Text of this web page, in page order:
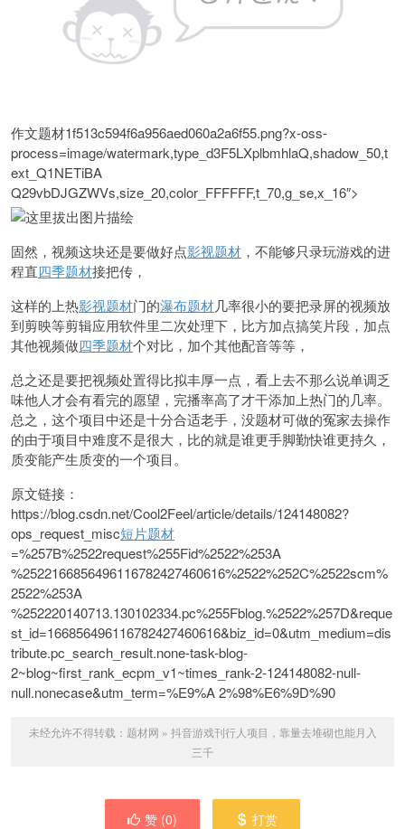
作文题材1f513c594f6a956aed060a2a6f55.png?x-oss-
process=image/watermark,type_d3F5LXplbmhlaQ,shadow_50,t
ext_Q1NETiBA
Q29vbDJGZWVs,size_20,color_FFFFFF,t_70,g_se,x_16″>
固然，视频这块还是要做好点影视题材 ，不能够只录玩游戏的进
程直四季题材接把传，
这样的上热影视题材门的瀑布题材几率很小的要把录屏的视频放
到剪映等剪辑应用软件里二次处理下，比方加点搞笑片段，加点
其他视频做四季题材个对比，加个其他配音等等，
总之还是要把视频处置得比拟丰厚一点，看上去不那么说单调乏
味他人才会有看完的愿望，完播率高了才干添加上热门的几率。
总之，这个项目中还是十分合适老手，没题材可做的冤家去操作
的由于项目中难度不是很大，比的就是谁更手脚勤快谁更持久，
质变能产生质变的一个项目。
原文链接：
https://blog.csdn.net/Cool2Feel/article/details/124148082?
ops_request_misc短片题材
=%257B%2522request%255Fid%2522%253A
%2522166856496116782427460616%2522%252C%2522scm%
2522%253A
%252220140713.130102334.pc%255Fblog.%2522%257D&reque
st_id=166856496116782427460616&biz_id=0&utm_medium=dis
tribute.pc_search_result.none-task-blog-
2~blog~first_rank_ecpm_v1~times_rank-2-124148082-null-
null.nonecase&utm_term=%E9%A 2%98%E6%9D%90
未经允许不得转载： 题材网 » 抖音游戏刊行人项目，靠量去堆砌也能月入
三千
赞 (0) 打赏